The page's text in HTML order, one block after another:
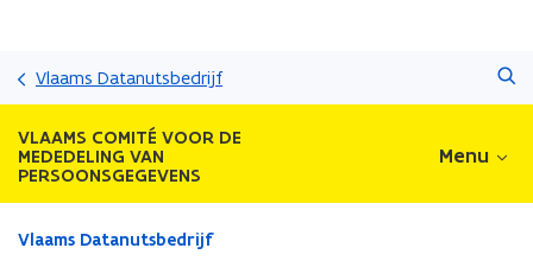
Vlaams Datanutsbedrijf
VLAAMS COMITÉ VOOR DE
MEDEDELING VAN
PERSOONSGEGEVENS
Menu
Gedaan
Vlaams Datanutsbedrijf